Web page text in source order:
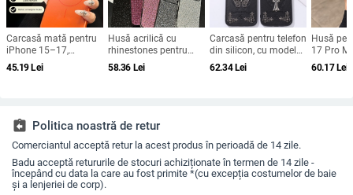
Carcasă mată pentru
iPhone 15–17,
rezistență la șocuri,
protecție pentru
45.19Lei
Husă acrilică cu
rhinestones pentru
iPhone 17 Pro Max,
acoperire completă cu
58.36 Lei
Carcasă pentru telefon
din silicon, cu model
gravat în relief,
portabilă, anti-cadere,
62.34Lei
Husă
17 Pro
obiectiv
60.17Lei
assignment_return Politica noastră de retur
Comerciantul acceptă retur la acest produs în perioadă de 14 zile.
Badu acceptă retururile de stocuri achiziționate în termen de 14 zile -
începând cu data la care au fost primite *(cu excepția costumelor de baie
și a lenjeriei de corp).